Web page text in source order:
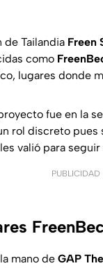
de Tailandia Freen
como
lugares donde
fue en la
rol discreto pues
valió para
PUBLICIDAD
mano de GAP